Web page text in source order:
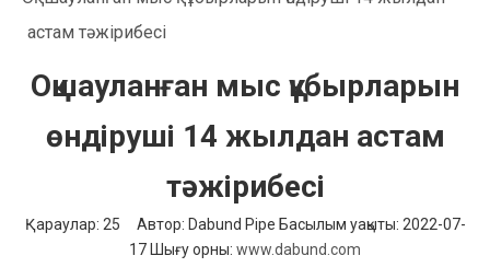
астам тәжірибесі
Оқшауланған мыс құбырларын
өндіруші 14 жылдан астам
тәжірибесі
Қараулар: 25 Автор: Dabund Pipe Басылым уақыты: 2022-07-
17 Шығу орны: www.dabund.com